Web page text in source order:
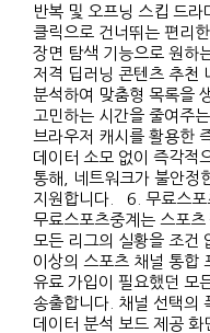
반복 및 오프닝 스킵 드라
클릭으로 건너뛰는 편리
장면 탐색 기능으로 원하
저격 딥러닝 콘텐츠 추천
분석하여 맞춤형 목록을
고민하는 시간을 줄여주
브라우저 캐시를 활용한
데이터 소모 없이 즉각적
통해, 네트워크가 불안정
지원합니다. 6. 무료스포
무료스포츠중계는 스포
모든 리그의 실황을 조건
이상의 스포츠 채널 통합
유료 가입이 필요했던 모
송출합니다. 채널 선택의
데이터 분석 보드 제공 화